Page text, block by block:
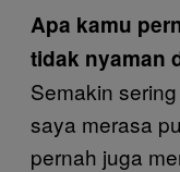
Apa kamu
tidak nyaman
Semakin
saya merasa
pernah juga